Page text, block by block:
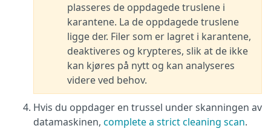
plasseres de oppdagede truslene i
karantene. La de oppdagede truslene
ligge der. Filer som er lagret i karantene,
deaktiveres og krypteres, slik at de ikke
kan kjøres på nytt og kan analyseres
videre ved behov.
Hvis du oppdager en trussel under skanningen av
datamaskinen, complete a strict cleaning scan.